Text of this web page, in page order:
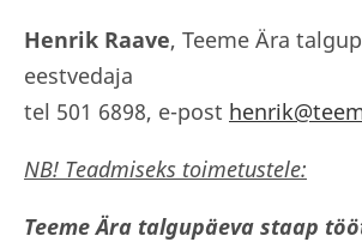
Henrik Raave, Teeme Ära
eestvedaja
tel 501 6898, e-post
NB! Teadmiseks toimetustele:
Teeme Ära talgupäeva staap